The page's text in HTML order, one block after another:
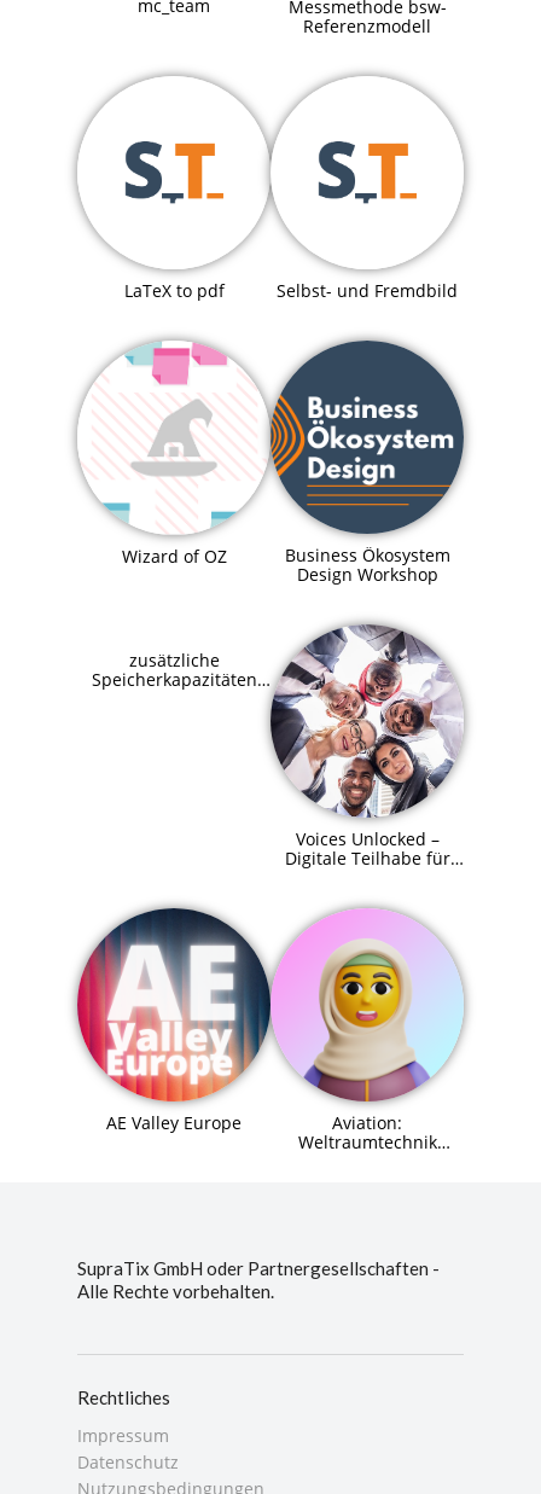
mc_team
Messmethode bsw-
Referenzmodell
LaTeX to pdf Selbst- und Fremdbild
Wizard of OZ
Business Ökosystem
Design Workshop
zusätzliche
Speicherkapazitäten
Voices Unlocked –
Digitale Teilhabe für
AE Valley Europe
Aviation:
Weltraumtechnik
SupraTix GmbH oder Partnergesellschaften -
Alle Rechte vorbehalten.
Rechtliches
Impressum
Datenschutz
Nutzungsbedingungen